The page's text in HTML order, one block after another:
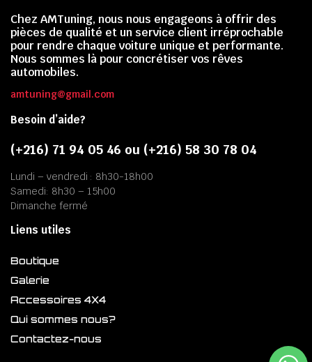
Chez AMTuning, nous nous engageons à offrir des
pièces de qualité et un service client irréprochable
pour rendre chaque voiture unique et performante.
Nous sommes là pour concrétiser vos rêves
automobiles.
amtuning@gmail.com
Besoin d’aide?
(+216) 71 94 05 46 ou (+216) 58 30 78 04
Lundi – vendredi : 8h30-18h00
Samedi: 8h30 – 15h00
Dimanche fermé
Liens utiles
Boutique
Galerie
Accessoires 4X4
Qui sommes nous?
Contactez-nous